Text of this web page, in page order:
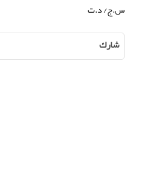
س.ج/ د.ت
شارك